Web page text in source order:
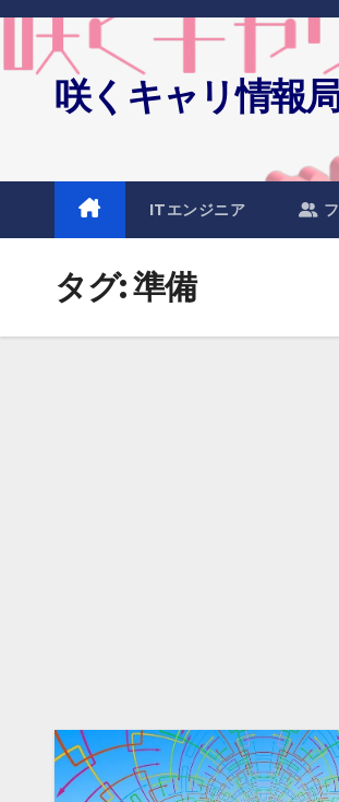
Skip
content咲くキャリ情報
ITエンジニア
タグ:準備